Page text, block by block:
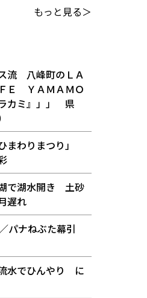
もっと見る＞
流 八峰町のＬＡ
Ｅ ＹＡＭＡＭＯ
カミ』」」 県
まわりまつり」
で湖水開き 土砂
遅れ
パナねぶた幕引
水でひんやり に